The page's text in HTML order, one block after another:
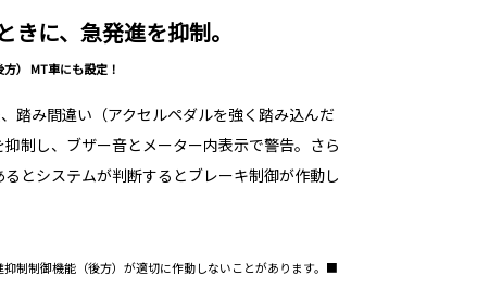
に、急発進を抑制。
） MT車にも設定！
踏み間違い（アクセルペダルを強く踏み込んだ
制し、ブザー音とメーター内表示で警告。さら
とシステムが判断するとブレーキ制御が作動し
制制御機能（後方）が適切に作動しないことがあります。■